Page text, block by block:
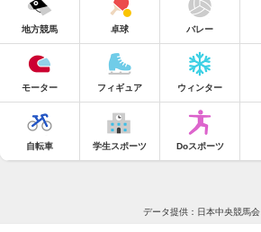
地方競馬 卓球 バレー
モーター フィギュア ウィンター
自転車 学生スポーツ Doスポーツ
データ提供：日本中央競馬会